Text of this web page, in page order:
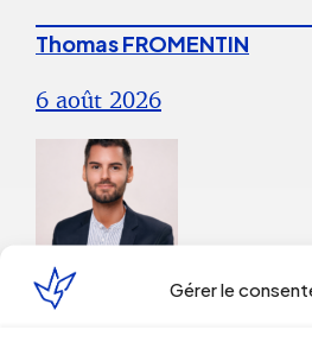
Gérer le
Thomas FROMENTIN
6 août 2026
Droit du Travail